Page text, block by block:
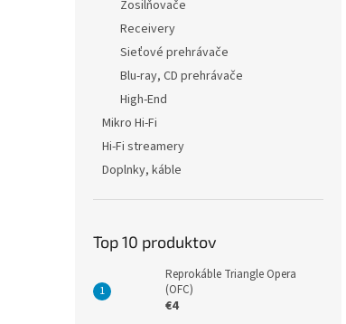
Zosilňovače
Receivery
Sieťové prehrávače
Blu-ray, CD prehrávače
High-End
Mikro Hi-Fi
Hi-Fi streamery
Doplnky, káble
Top 10 produktov
Reprokáble Triangle Opera
(OFC)
€4